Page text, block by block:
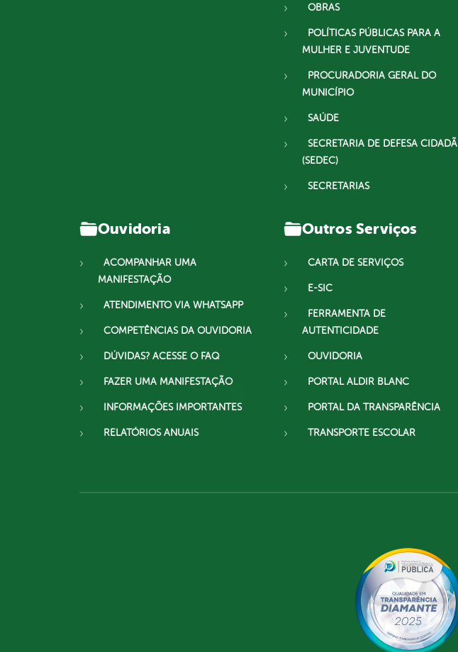
OBRAS
POLÍTICAS PÚBLICAS PARA A
MULHER E JUVENTUDE
PROCURADORIA GERAL DO
MUNICÍPIO
SAÚDE
SECRETARIA DE DEFESA CIDADÃ
(SEDEC)
SECRETARIAS
Ouvidoria
ACOMPANHAR UMA
MANIFESTAÇÃO
ATENDIMENTO VIA WHATSAPP
COMPETÊNCIAS DA OUVIDORIA
DÚVIDAS? ACESSE O FAQ
FAZER UMA MANIFESTAÇÃO
INFORMAÇÕES IMPORTANTES
RELATÓRIOS ANUAIS
Outros Serviços
CARTA DE SERVIÇOS
E-SIC
FERRAMENTA DE
AUTENTICIDADE
OUVIDORIA
PORTAL ALDIR BLANC
PORTAL DA TRANSPARÊNCIA
TRANSPORTE ESCOLAR